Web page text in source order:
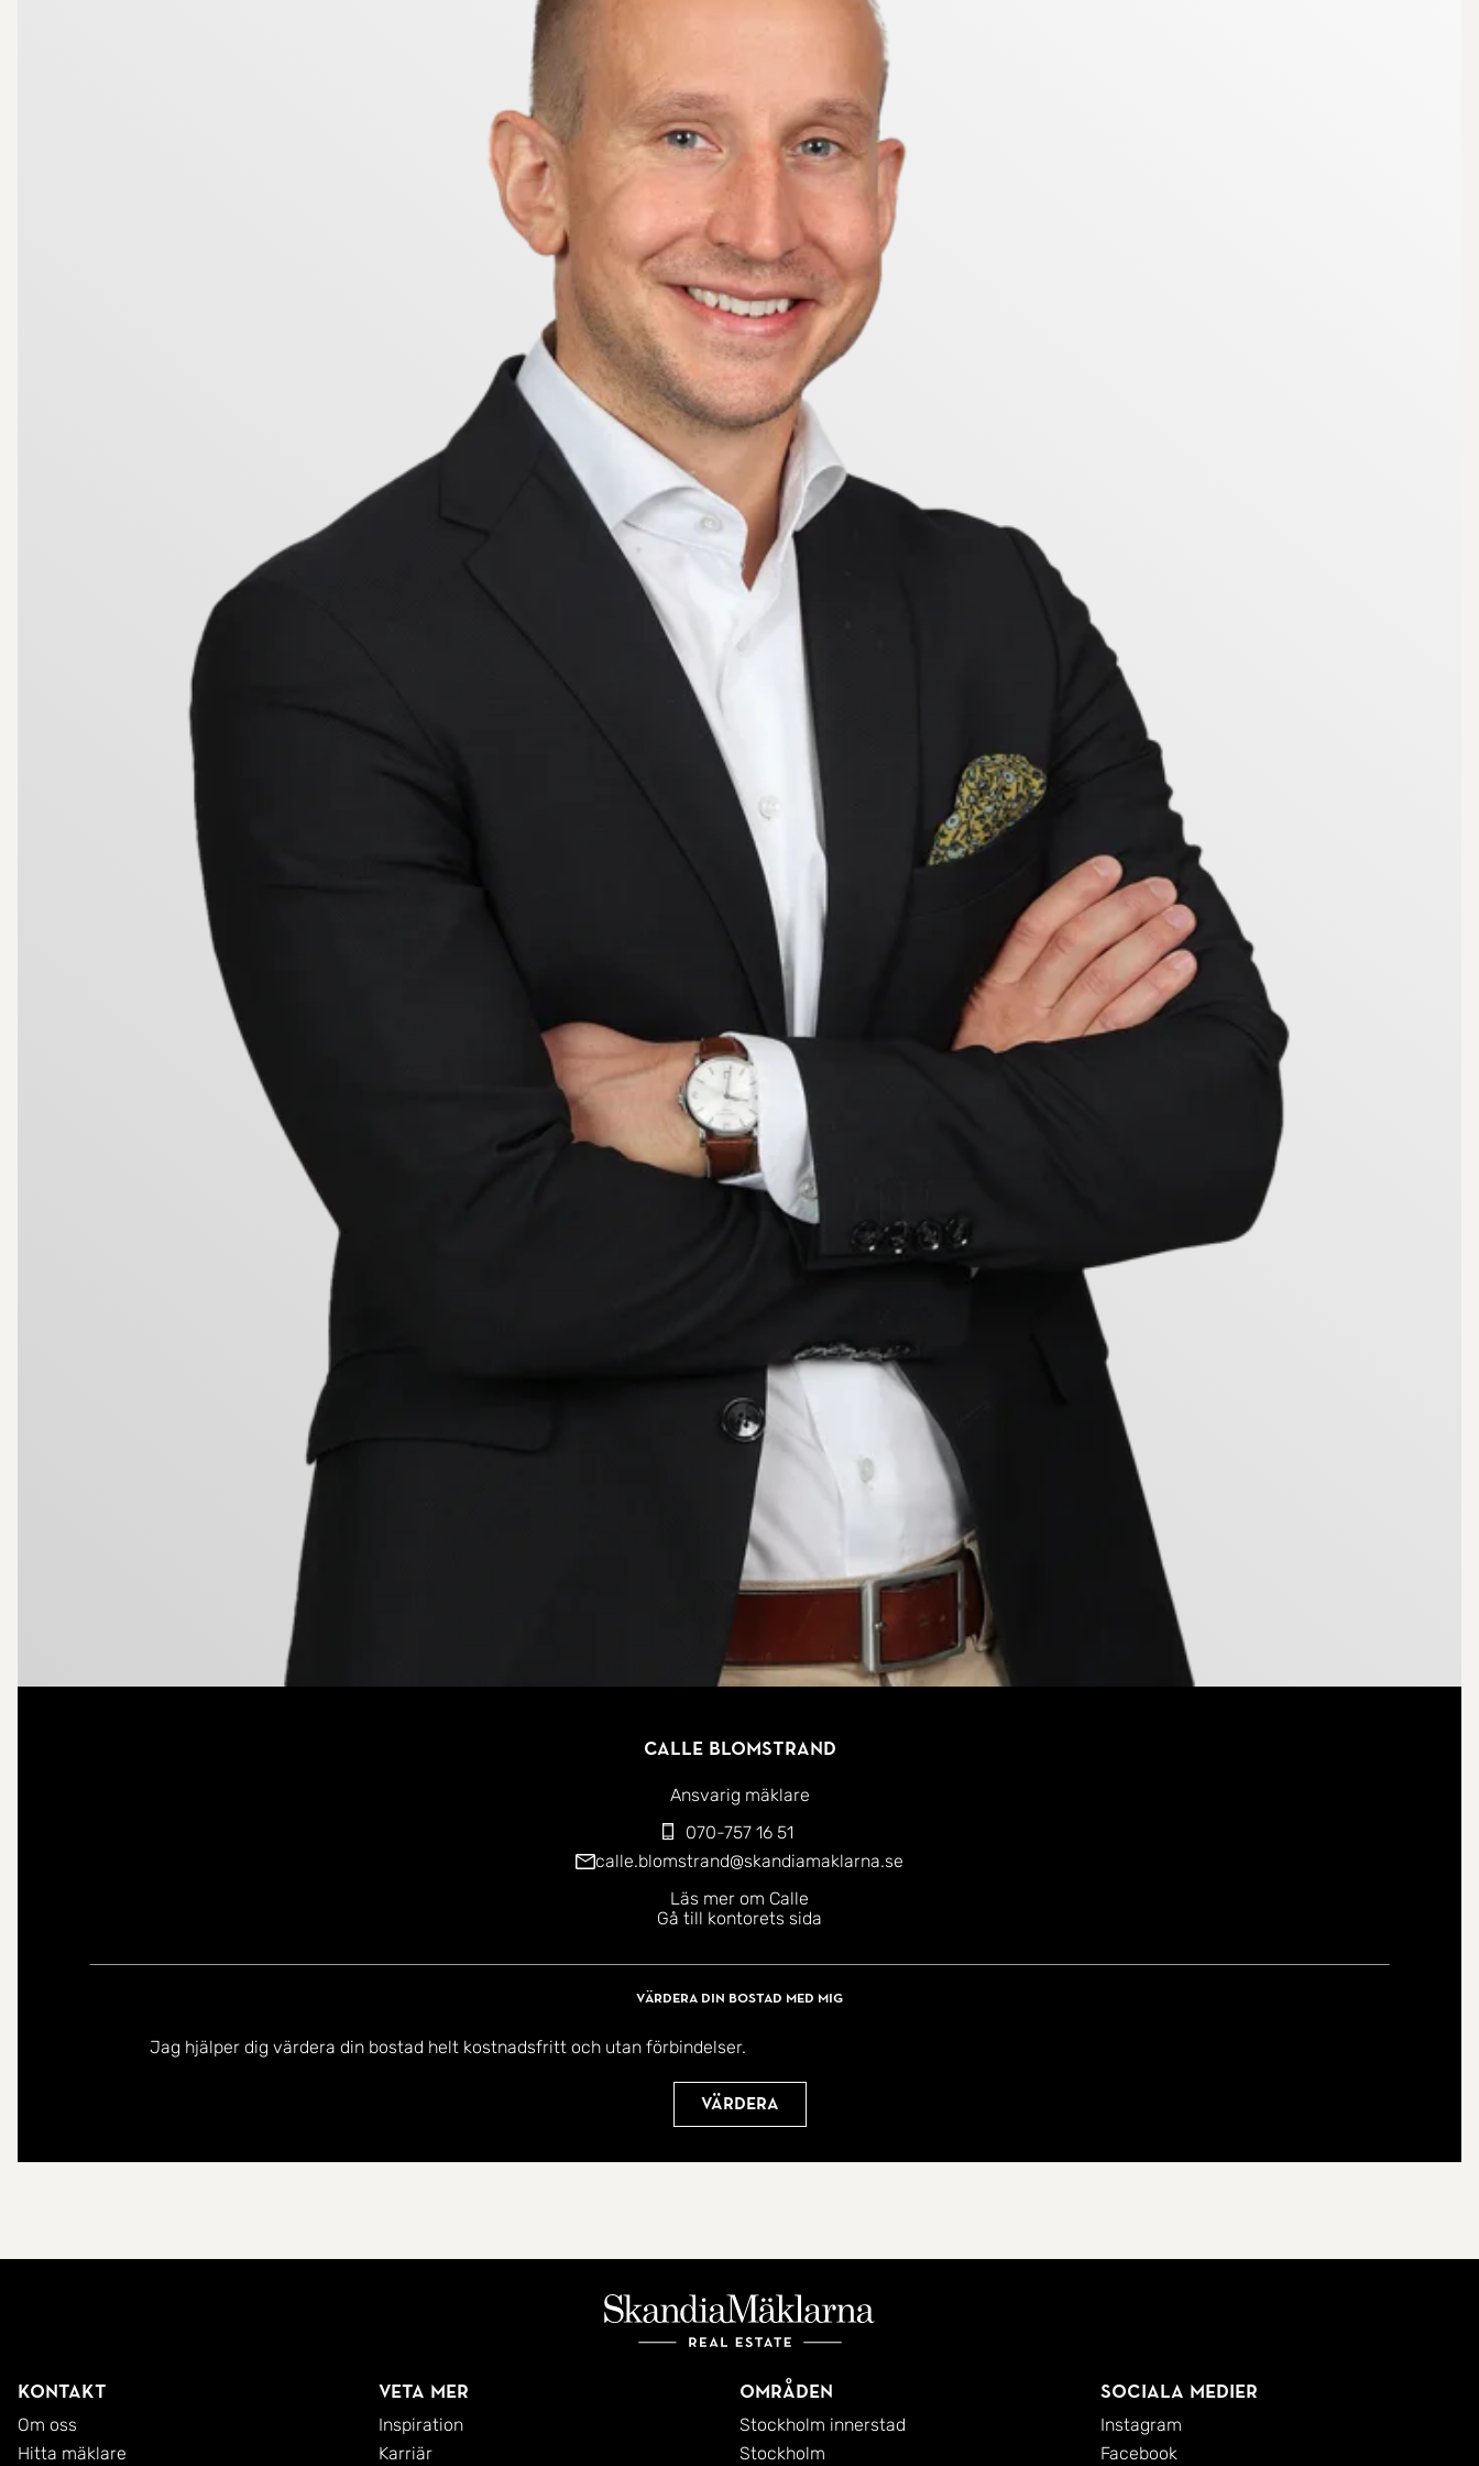
Toppenläge i Åkers Styckebruk med promenad- och cykelavstånd till skola, förskola och matbutik. För pendlaren nås Läggesta station med en kort bil- eller
bussresa. Det är också enkelt att ta sig till stationen med cykel. Från Läggesta station tar tågresan till Stockholm Central endast cirka 38 minuter.
Åkers Styckebruk kännetecknas av natursköna omgivningar, vandringsleder längs Sörmlandsleden och ett rikt kulturarv. Sjön Visnaren med allmän badplats
övergår i de vackra Marvikarna, med en paddlingsled hela vägen till Gnesta. Skottvångs gruva med restaurang, barnteater och musikunderhållning finns inom
Calle Blomstrand
Ansvarig mäklare
070-757 16 51
calle.blomstrand@skandiamaklarna.se
Läs mer om Calle
Gå till kontorets sida
Värdera din bostad med mig
Jag hjälper dig värdera din bostad helt kostnadsfritt och utan förbindelser.
Värdera
Kontakt
Om oss
Hitta mäklare
Veta mer
Inspiration
Karriär
Områden
Stockholm innerstad
Stockholm
Sociala medier
Instagram
Facebook